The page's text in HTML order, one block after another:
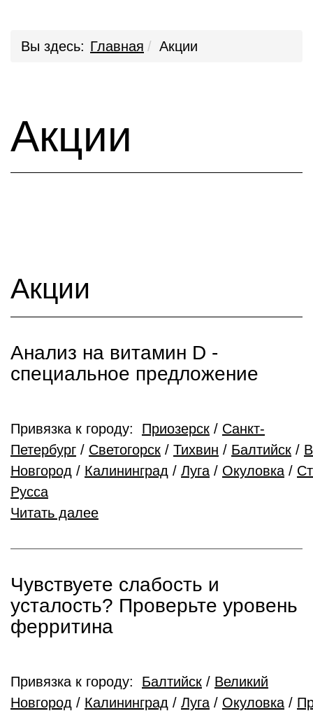
Вы здесь: Главная Акции
Акции
Акции
Анализ на витамин D -
cпециальное предложение
Привязка к городу: Приозерск / Санкт-
Петербург / Светогорск / Тихвин / Балтийск /
Новгород / Калининград / Луга / Окуловка /
Русса
Читать далее
Чувствуете слабость и
усталость? Проверьте уровень
ферритина
Привязка к городу: Балтийск / Великий
Новгород / Калининград / Луга / Окуловка /